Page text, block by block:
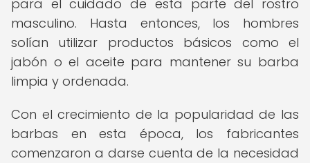
para el cuidado de esta parte del rostro
masculino. Hasta entonces, los hombres
solían utilizar productos básicos como el
jabón o el aceite para mantener su barba
limpia y ordenada.
Con el crecimiento de la popularidad de las
barbas en esta época, los fabricantes
comenzaron a darse cuenta de la necesidad